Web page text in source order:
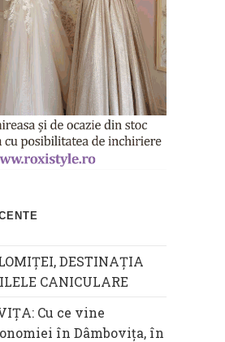
DESTINAȚIA
CANICULARE
Cu ce vine
în Dâmbovița, în